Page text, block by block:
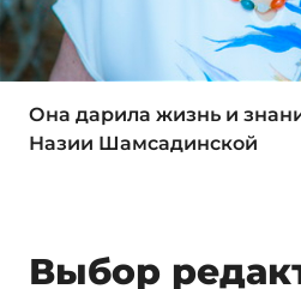
Она дарила жизнь и
Назии Шамсадинской
Выбор